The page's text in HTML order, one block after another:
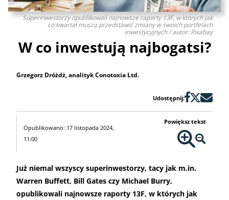
Superinwestorzy opublikowali najnowsze raporty 13F, w których jak
co kwartał muszą przedstawić zmiany w swoich portfelach
inwestycyjnych / autor: Pixabay
W co inwestują najbogatsi?
Grzegorz Dróżdż, analityk Conotoxia Ltd.
Udostępnij:
Opublikowano: 17 listopada 2024,
11:00
Powiększ tekst
Już niemal wszyscy superinwestorzy, tacy jak m.in.
Warren Buffett, Bill Gates czy Michael Burry,
opublikowali najnowsze raporty 13F, w których jak